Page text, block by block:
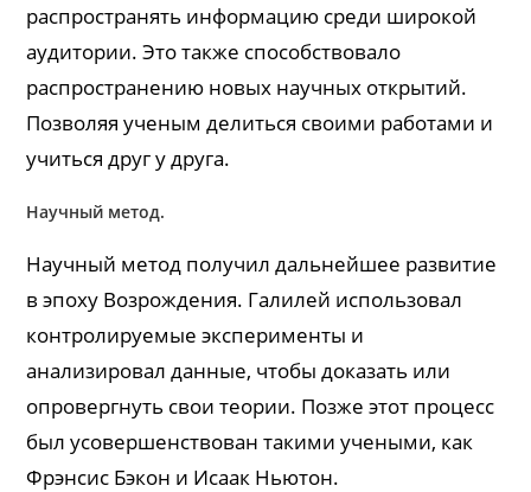
распространять информацию среди широкой
аудитории. Это также способствовало
распространению новых научных открытий.
Позволяя ученым делиться своими работами и
учиться друг у друга.
Научный метод.
Научный метод получил дальнейшее развитие
в эпоху Возрождения. Галилей использовал
контролируемые эксперименты и
анализировал данные, чтобы доказать или
опровергнуть свои теории. Позже этот процесс
был усовершенствован такими учеными, как
Фрэнсис Бэкон и Исаак Ньютон.